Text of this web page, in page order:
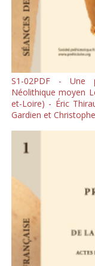
S1-02PDF - Une
Néolithique moyen
et-Loire) - Éric
Gardien et